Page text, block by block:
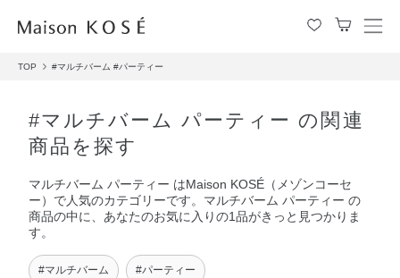
メ
TOP #マルチバーム #パーティー
#マルチバーム パーティー の関連
商品を探す
マルチバーム パーティー はMaison KOSÉ（メゾンコーセ
ー）で人気のカテゴリーです。マルチバーム パーティー の
商品の中に、あなたのお気に入りの1品がきっと見つかりま
す。
#マルチバーム #パーティー